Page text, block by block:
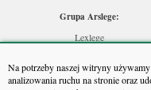
Na potrzeby naszej witryny
analizowania ruchu na stronie oraz
Grupa Arslege:
Lexlege
Skarbowcy